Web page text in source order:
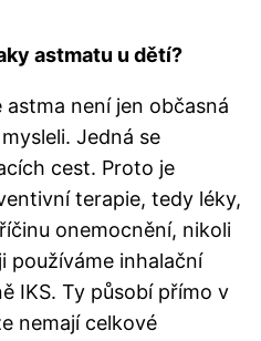
astmatu u dětí?
není jen občasná
Jedná se
cest. Proto je
terapie, tedy léky,
onemocnění, nikoli
používáme inhalační
IKS. Ty působí přímo v
nemají celkové